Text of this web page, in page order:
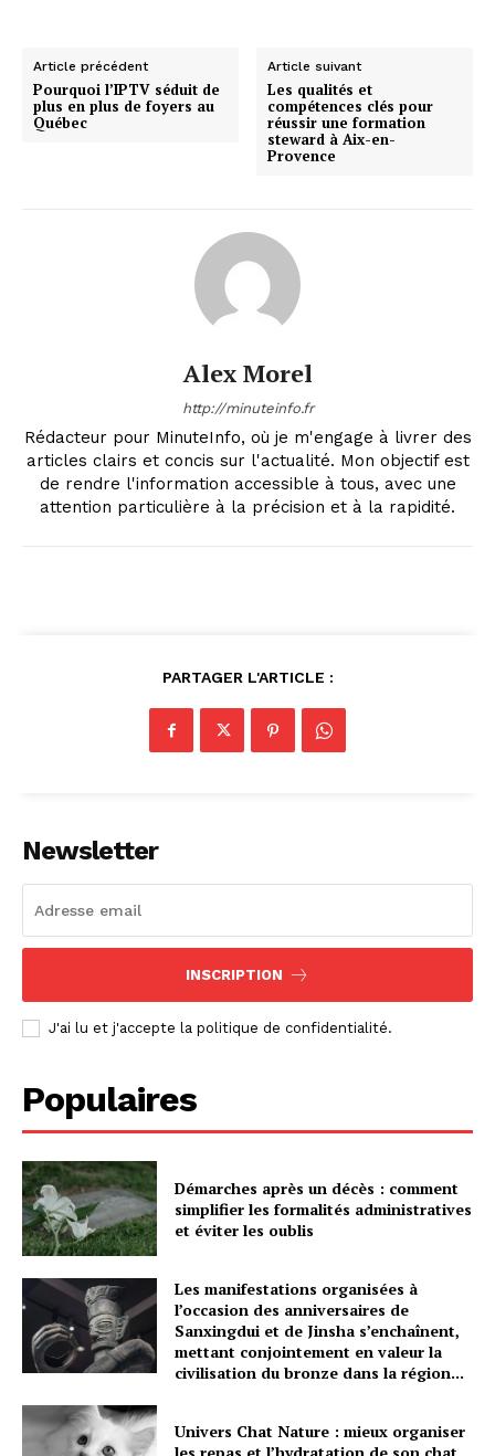
Article précédent
Pourquoi l’IPTV séduit de
plus en plus de foyers au
Québec
Article suivant
Les qualités et
compétences clés pour
réussir une formation
steward à Aix-en-
Provence
Alex Morel
http://minuteinfo.fr
Rédacteur pour MinuteInfo, où je m'engage à livrer des
articles clairs et concis sur l'actualité. Mon objectif est
de rendre l'information accessible à tous, avec une
attention particulière à la précision et à la rapidité.
PARTAGER L'ARTICLE :
Newsletter
INSCRIPTION
J'ai lu et j'accepte la politique de confidentialité.
Populaires
Démarches après un décès : comment
simplifier les formalités administratives
et éviter les oublis
Les manifestations organisées à
l’occasion des anniversaires de
Sanxingdui et de Jinsha s’enchaînent,
mettant conjointement en valeur la
civilisation du bronze dans la région...
Univers Chat Nature : mieux organiser